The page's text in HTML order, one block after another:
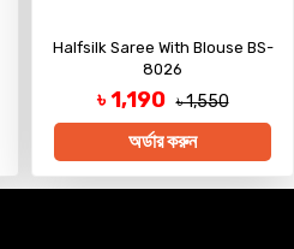
Halfsilk Saree With Blouse BS-
8026
৳ 1,190 ৳ 1,550
অর্ডার করুন